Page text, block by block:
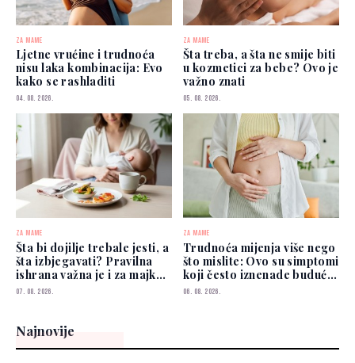
ZA MAME
Ljetne vrućine i trudnoća
nisu laka kombinacija: Evo
kako se rashladiti
04. 08. 2026.
ZA MAME
Šta treba, a šta ne smije biti
u kozmetici za bebe? Ovo je
važno znati
05. 08. 2026.
ZA MAME
Šta bi dojilje trebale jesti, a
šta izbjegavati? Pravilna
ishrana važna je i za majku i
za bebu
07. 08. 2026.
ZA MAME
Trudnoća mijenja više nego
što mislite: Ovo su simptomi
koji često iznenade buduće
mame
06. 08. 2026.
Najnovije